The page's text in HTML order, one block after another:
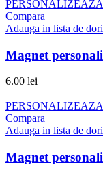
PERSONALIZEAZA
Compara
Adauga in lista de
Magnet
6.00 lei
PERSONALIZEAZA
Compara
Adauga in lista de
Magnet